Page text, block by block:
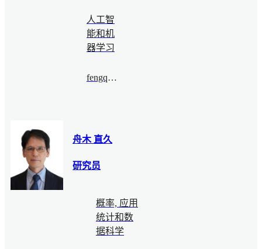
人工智
能和机
器学习
fengqi@bimsa.cn
舟木 直久
研究员
概率, 应用
统计和数
据科学